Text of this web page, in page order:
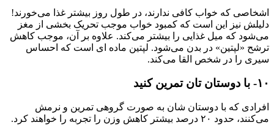
اشخاصی که خواب کافی ندارند، در طول روز بیشتر غذا می‌خورند!
دلیلش نیز این است که کمبود خواب موجب تحریک بخشی از مغز
می‌شود که میل غذایی را بیشتر می‌کند. علاوه بر آن، موجب کاهش
ترشح «لپتین» در بدن می‌شود. لپتین ماده ‌ای است که احساس
سیری را در شخص القا می‌کند.
۱۰- با دوستان تان تمرین کنید
افرادی که با دوستان شان به صورت گروهی تمرین و نرمش
می‌کنند، حدود ۲۰ درصد بیشتر کاهش وزن را تجربه را خواهند کرد.